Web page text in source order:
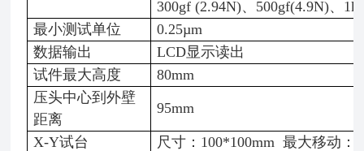
300gf (2.94N)、500gf(4.9N)、
最小测试单位
0.25µm
数据输出
LCD显示读出
试件最大高度
80mm
压头中心到外壁
距离
95mm
X-Y试台 尺寸： 100*100mm 最大移动：